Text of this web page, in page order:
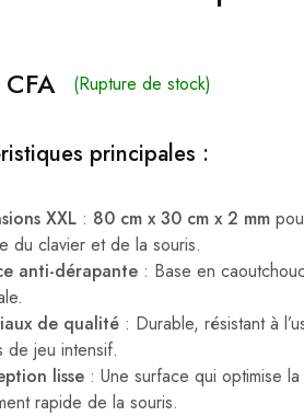
CFA (Rupture de stock)
principales :
XXL: 80 cm x 30 cm x 2 mm
du clavier et de la souris.
anti-dérapante: Base en
de qualité: Durable, résistant à
de jeu intensif.
lisse: Une surface qui optimise
rapide de la souris.